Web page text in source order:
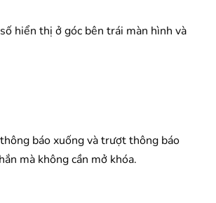
hiển thị ở góc bên trái màn hình và
báo xuống và trượt thông báo
mà không cần mở khóa.